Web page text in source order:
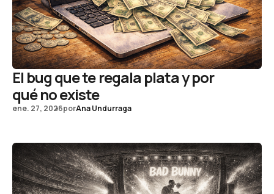
El bug que te regala plata y por
qué no existe
ene. 27, 2026porAna Undurraga